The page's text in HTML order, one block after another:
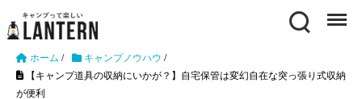
Search Menu
ホーム / キャンプノウハウ /
【キャンプ道具の収納にいかが？】自宅保管は変幻自在な突っ張り式収納
が便利